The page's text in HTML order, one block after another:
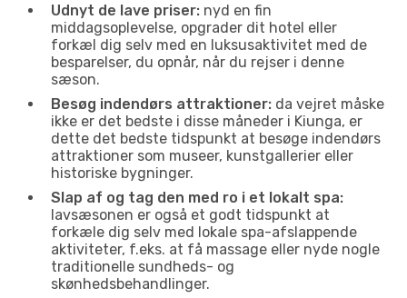
Udnyt de lave priser: nyd en fin
middagsoplevelse, opgrader dit hotel eller
forkæl dig selv med en luksusaktivitet med de
besparelser, du opnår, når du rejser i denne
sæson.
Besøg indendørs attraktioner: da vejret måske
ikke er det bedste i disse måneder i Kiunga, er
dette det bedste tidspunkt at besøge indendørs
attraktioner som museer, kunstgallerier eller
historiske bygninger.
Slap af og tag den med ro i et lokalt spa:
lavsæsonen er også et godt tidspunkt at
forkæle dig selv med lokale spa-afslappende
aktiviteter, f.eks. at få massage eller nyde nogle
traditionelle sundheds- og
skønhedsbehandlinger.